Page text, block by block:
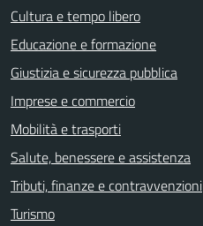
Cultura e tempo libero
Educazione e formazione
Giustizia e sicurezza pubblica
Imprese e commercio
Mobilità e trasporti
Salute, benessere e assistenza
Tributi, finanze e contravvenzioni
Turismo